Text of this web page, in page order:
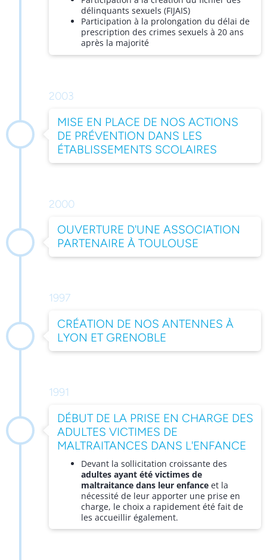
délinquants sexuels (FIJAIS)
Participation à la prolongation du délai de
prescription des crimes sexuels à 20 ans
après la majorité
2003
MISE EN PLACE DE NOS ACTIONS
DE PRÉVENTION DANS LES
ÉTABLISSEMENTS SCOLAIRES
2000
OUVERTURE D'UNE ASSOCIATION
PARTENAIRE À TOULOUSE
1997
CRÉATION DE NOS ANTENNES À
LYON ET GRENOBLE
1991
DÉBUT DE LA PRISE EN CHARGE DES
ADULTES VICTIMES DE
MALTRAITANCES DANS L'ENFANCE
Devant la sollicitation croissante des
adultes ayant été victimes de
maltraitance dans leur enfanceet la
nécessité de leur apporter une prise en
charge, le choix a rapidement été fait de
les accueillir également.